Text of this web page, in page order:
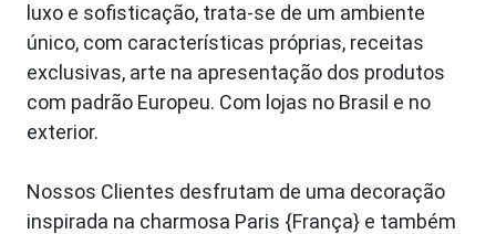
luxo e sofisticação, trata-se de um ambiente
único, com características próprias, receitas
exclusivas, arte na apresentação dos produtos
com padrão Europeu. Com lojas no Brasil e no
exterior.
Nossos Clientes desfrutam de uma decoração
inspirada na charmosa Paris {França} e também